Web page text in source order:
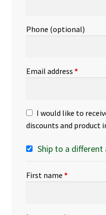
Phone (optional)
Email address *
I would like to
discounts and product
Ship to a different
First name *